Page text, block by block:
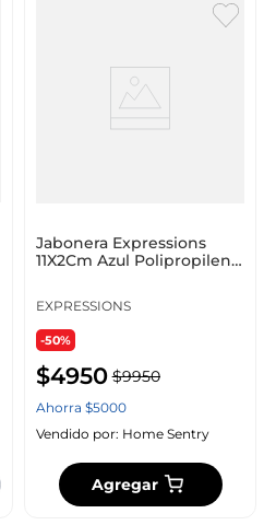
Jabonera Expressions
11X2Cm Azul Polipropileno
EXPRESSIONS
-50%
$4950 $9950
Ahorra $5000
Vendido por: Home Sentry
Agregar